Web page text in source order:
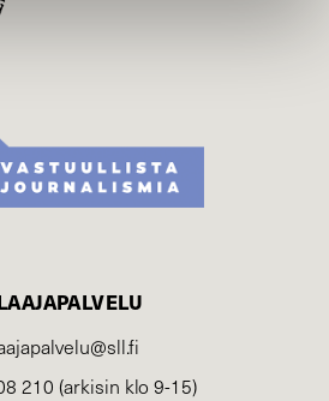
210 (arkisin klo 9-15)